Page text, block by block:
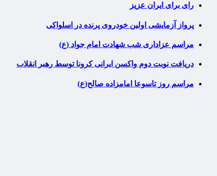
رای برای ایران عزیز
پرواز آزمایشی اولین خودروی پرنده در اسلواکی
مراسم عزاداری شب شهادت امام جواد (ع)
دریافت نوبت دوم واکسن ایرانی کرونا توسط رهبر انقلاب
مراسم روز تاسوعا امامزاده صالح(ع)